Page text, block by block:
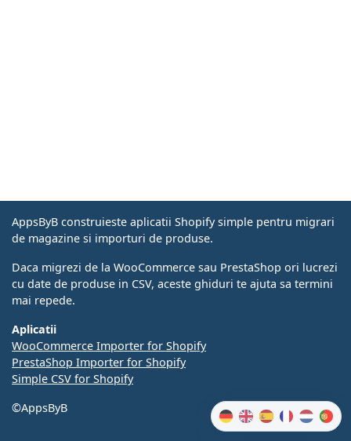
AppsByB construieste aplicatii Shopify simple pentru migrari
de magazine si importuri de produse.
Daca migrezi de la WooCommerce sau PrestaShop ori lucrezi
cu date de produse in CSV, aceste ghiduri te ajuta sa termini
mai repede.
Aplicatii
WooCommerce Importer for Shopify
PrestaShop Importer for Shopify
Simple CSV for Shopify
©AppsByB